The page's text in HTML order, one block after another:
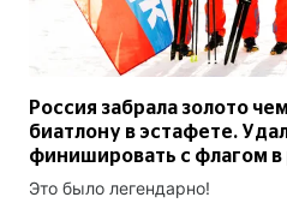
Россия забрала золото
биатлону в эстафете.
финишировать с флагом в
Это было легендарно!